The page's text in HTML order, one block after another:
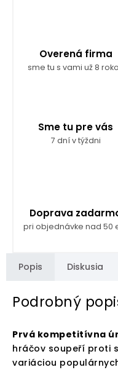
Overená firma
sme tu s vami už 8
Sme tu pre vás
7 dní v týždni
Doprava
pri objednávke nad 50
Popis Diskusia
Podrobný
Prvá kompetitívna
hráčov soupeří proti
variáciou